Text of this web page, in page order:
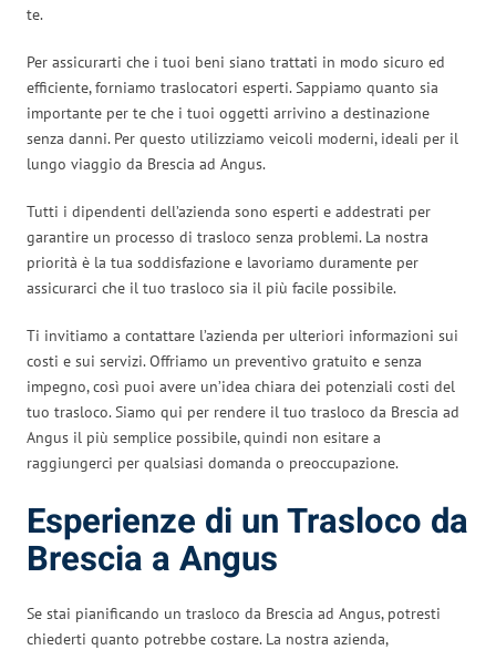
te.
Per assicurarti che i tuoi beni siano trattati in modo sicuro ed
efficiente, forniamo traslocatori esperti. Sappiamo quanto sia
importante per te che i tuoi oggetti arrivino a destinazione
senza danni. Per questo utilizziamo veicoli moderni, ideali per il
lungo viaggio da Brescia ad Angus.
Tutti i dipendenti dell’azienda sono esperti e addestrati per
garantire un processo di trasloco senza problemi. La nostra
priorità è la tua soddisfazione e lavoriamo duramente per
assicurarci che il tuo trasloco sia il più facile possibile.
Ti invitiamo a contattare l’azienda per ulteriori informazioni sui
costi e sui servizi. Offriamo un preventivo gratuito e senza
impegno, così puoi avere un’idea chiara dei potenziali costi del
tuo trasloco. Siamo qui per rendere il tuo trasloco da Brescia ad
Angus il più semplice possibile, quindi non esitare a
raggiungerci per qualsiasi domanda o preoccupazione.
Esperienze di un Trasloco da
Brescia a Angus
Se stai pianificando un trasloco da Brescia ad Angus, potresti
chiederti quanto potrebbe costare. La nostra azienda,